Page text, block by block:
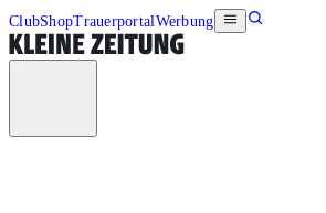
ClubShopTrauerportalWerbung